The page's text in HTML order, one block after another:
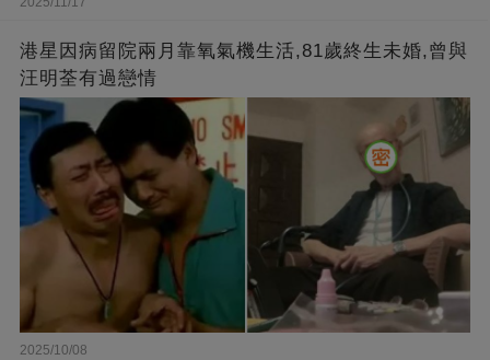
港星因病留院兩月靠氧氣機生活,81歲終生未婚,曾與
汪明荃有過戀情
2025/10/08